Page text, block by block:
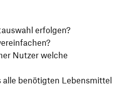
erfolgen?
Nutzer welche
benötigten Lebensmittel